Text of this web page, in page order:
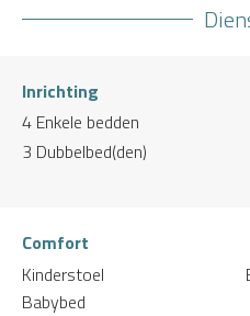
Inrichting
4 Enkele bedden
3 Dubbelbed(den)
Comfort
Kinderstoel
Babybed